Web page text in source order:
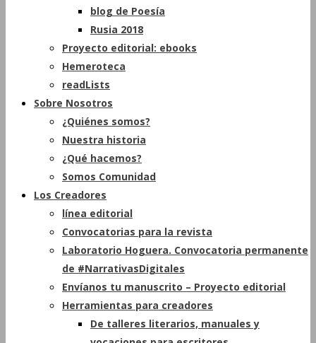
blog de Poesía
Rusia 2018
Proyecto editorial: ebooks
Hemeroteca
readLists
Sobre Nosotros
¿Quiénes somos?
Nuestra historia
¿Qué hacemos?
Somos Comunidad
Los Creadores
línea editorial
Convocatorias para la revista
Laboratorio Hoguera. Convocatoria permanente
de #NarrativasDigitales
Envíanos tu manuscrito – Proyecto editorial
Herramientas para creadores
De talleres literarios, manuales y